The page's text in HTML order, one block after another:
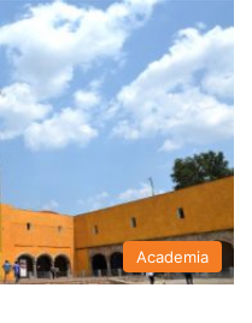
Academia